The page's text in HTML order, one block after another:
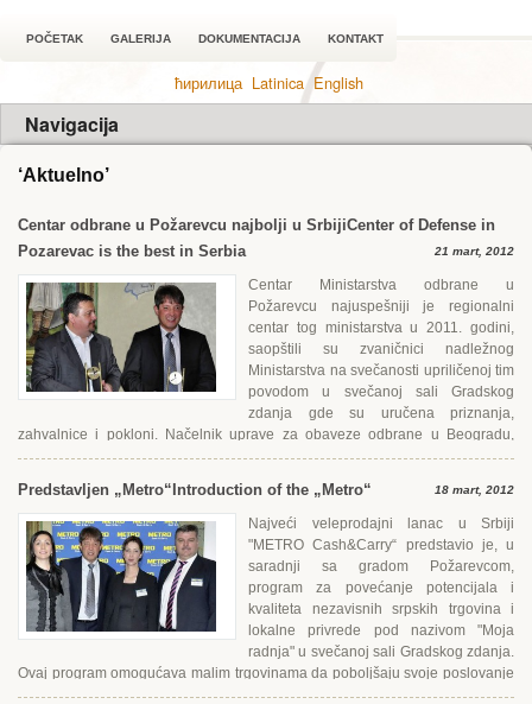
POČETAK GALERIJA DOKUMENTACIJA KONTAKT
ћирилица Latinica English
Navigacija
‘Aktuelno’
Centar odbrane u Požarevcu najbolji u SrbijiCenter of Defense in
Pozarevac is the best in Serbia
21 mart, 2012
Centar Ministarstva odbrane u
Požarevcu najuspešniji je regionalni
centar tog ministarstva u 2011. godini,
saopštili su zvaničnici nadležnog
Ministarstva na svečanosti upriličenoj tim
povodom u svečanoj sali Gradskog
zdanja gde su uručena priznanja,
zahvalnice i pokloni. Načelnik uprave za obaveze odbrane u Beogradu,
pukovnik Dragoslav...
Predstavljen „Metro“ Introduction of the „Metro“ 18 mart, 2012
Najveći veleprodajni lanac u Srbiji
"METRO Cash&Carry“ predstavio je, u
saradnji sa gradom Požarevcom,
program za povećanje potencijala i
kvaliteta nezavisnih srpskih trgovina i
lokalne privrede pod nazivom "Moja
radnja" u svečanoj sali Gradskog zdanja.
Ovaj program omogućava malim trgovinama da poboljšaju svoje poslovanje
i...